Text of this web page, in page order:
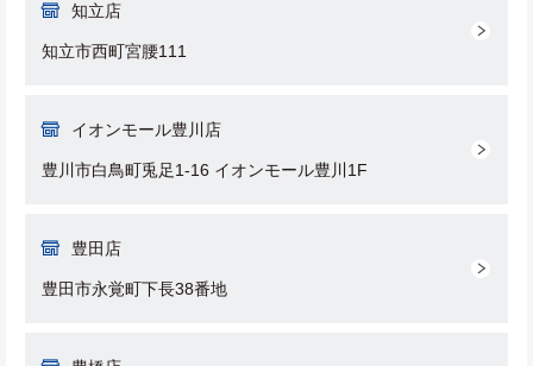
知立店
知立市西町宮腰111
イオンモール豊川店
豊川市白鳥町兎足1-16 イオンモール豊川1F
豊田店
豊田市永覚町下長38番地